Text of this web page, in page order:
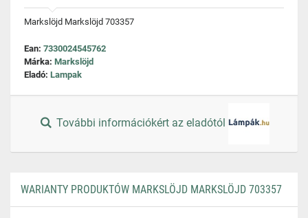
Markslöjd Markslöjd 703357
Ean: 7330024545762
Márka: Markslöjd
Eladó: Lampak
További információkért az eladótól
WARIANTY PRODUKTÓW MARKSLÖJD MARKSLÖJD 703357